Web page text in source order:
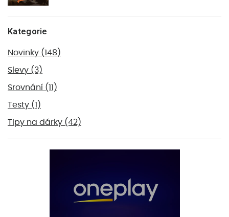
Kategorie
Novinky (148)
Slevy (3)
Srovnání (11)
Testy (1)
Tipy na dárky (42)